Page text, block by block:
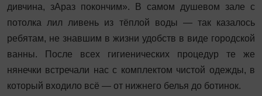
дивчина, зАраз покончим». В самом душевом зале с
потолка лил ливень из тёплой воды — так казалось
ребятам, не знавшим в жизни удобств в виде городской
ванны. После всех гигиенических процедур те же
нянечки встречали нас с комплектом чистой одежды, в
который входило всё — от нижнего белья до ботинок.